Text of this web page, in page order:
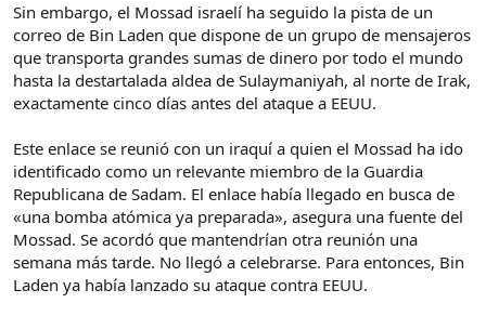
Sin embargo, el Mossad israelí ha seguido la pista de un
correo de Bin Laden que dispone de un grupo de mensajeros
que transporta grandes sumas de dinero por todo el mundo
hasta la destartalada aldea de Sulaymaniyah, al norte de Irak,
exactamente cinco días antes del ataque a EEUU.
Este enlace se reunió con un iraquí a quien el Mossad ha ido
identificado como un relevante miembro de la Guardia
Republicana de Sadam. El enlace había llegado en busca de
«una bomba atómica ya preparada», asegura una fuente del
Mossad. Se acordó que mantendrían otra reunión una
semana más tarde. No llegó a celebrarse. Para entonces, Bin
Laden ya había lanzado su ataque contra EEUU.